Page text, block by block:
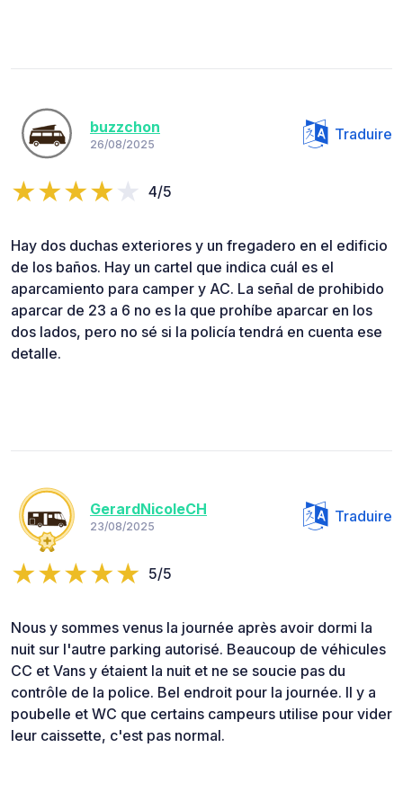
buzzchon
26/08/2025
Traduire
4/5
Hay dos duchas exteriores y un fregadero en el edificio
de los baños. Hay un cartel que indica cuál es el
aparcamiento para camper y AC. La señal de prohibido
aparcar de 23 a 6 no es la que prohíbe aparcar en los
dos lados, pero no sé si la policía tendrá en cuenta ese
detalle.
GerardNicoleCH
23/08/2025
Traduire
5/5
Nous y sommes venus la journée après avoir dormi la
nuit sur l'autre parking autorisé. Beaucoup de véhicules
CC et Vans y étaient la nuit et ne se soucie pas du
contrôle de la police. Bel endroit pour la journée. Il y a
poubelle et WC que certains campeurs utilise pour vider
leur caissette, c'est pas normal.